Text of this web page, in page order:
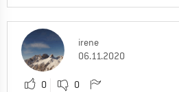
irene
06.11.2020
0 0